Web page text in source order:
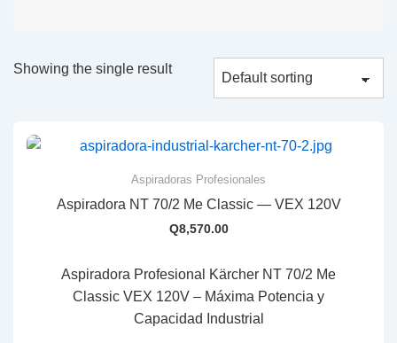
Showing the single result
Aspiradoras Profesionales
Aspiradora NT 70/2 Me Classic — VEX 120V
Q8,570.00
Aspiradora Profesional Kärcher NT 70/2 Me
Classic VEX 120V – Máxima Potencia y
Capacidad Industrial